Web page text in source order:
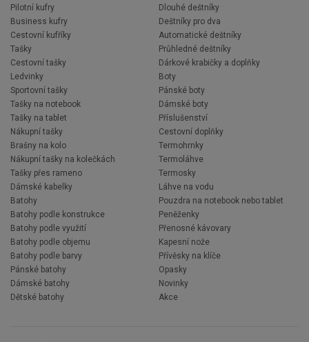
Pilotní kufry
Business kufry
Cestovní kufříky
Tašky
Cestovní tašky
Ledvinky
Sportovní tašky
Tašky na notebook
Tašky na tablet
Nákupní tašky
Brašny na kolo
Nákupní tašky na kolečkách
Tašky přes rameno
Dámské kabelky
Batohy
Batohy podle konstrukce
Batohy podle využití
Batohy podle objemu
Batohy podle barvy
Pánské batohy
Dámské batohy
Dětské batohy
Dlouhé deštníky
Deštníky pro dva
Automatické deštníky
Průhledné deštníky
Dárkové krabičky a doplňky
Boty
Pánské boty
Dámské boty
Příslušenství
Cestovní doplňky
Termohrnky
Termoláhve
Termosky
Láhve na vodu
Pouzdra na notebook nebo tablet
Peněženky
Přenosné kávovary
Kapesní nože
Přívěsky na klíče
Opasky
Novinky
Akce